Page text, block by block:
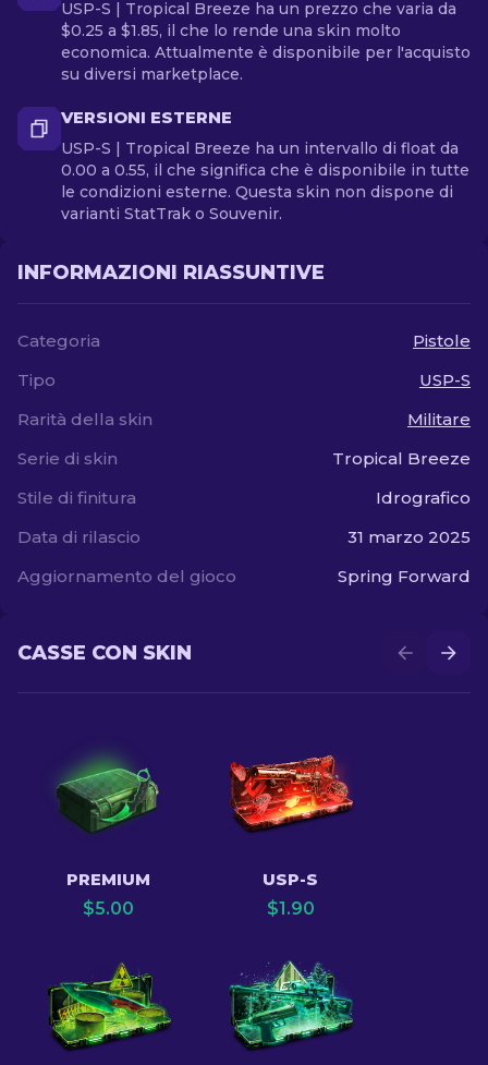
USP-S | Tropical Breeze ha un prezzo che varia da
$0.25 a $1.85, il che lo rende una skin molto
economica. Attualmente è disponibile per l'acquisto
su diversi marketplace.
VERSIONI ESTERNE
USP-S | Tropical Breeze ha un intervallo di float da
0.00 a 0.55, il che significa che è disponibile in tutte
le condizioni esterne. Questa skin non dispone di
varianti StatTrak o Souvenir.
INFORMAZIONI RIASSUNTIVE
Categoria
Pistole
Tipo
USP-S
Rarità della skin
Militare
Serie di skin
Tropical Breeze
Stile di finitura
Idrografico
Data di rilascio
31 marzo 2025
Aggiornamento del gioco
Spring Forward
CASSE CON SKIN
PREMIUM
$5.00
USP-S
$1.90